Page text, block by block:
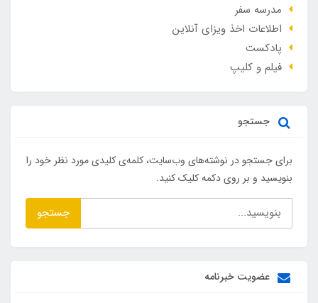
مدرسه سفر
اطلاعات اخذ ویزای آنلاین
پادکست
فیلم و کلیپ
جستجو
برای جستجو در نوشته‌های وب‌سایت، کلمه‌ی کلیدی مورد نظر خود را
بنویسید و بر روی دکمه کلیک کنید.
جستجو
عضویت خبرنامه